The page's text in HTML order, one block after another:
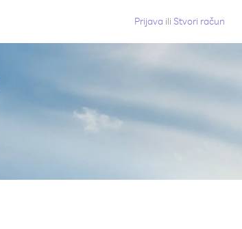
Prijava ili Stvori račun